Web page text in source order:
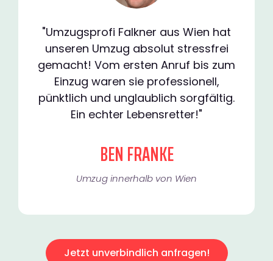
"Umzugsprofi Falkner aus Wien hat
unseren Umzug absolut stressfrei
gemacht! Vom ersten Anruf bis zum
Einzug waren sie professionell,
pünktlich und unglaublich sorgfältig.
Ein echter Lebensretter!"
BEN FRANKE
Umzug innerhalb von Wien​
Jetzt unverbindlich anfragen!